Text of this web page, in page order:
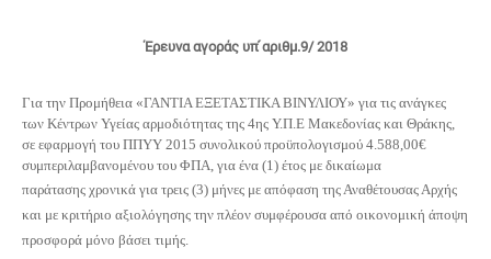
Έρευνα αγοράς υπ ́αριθμ.9/ 2018
Για την Προμήθεια «ΓΑΝΤΙΑ ΕΞΕΤΑΣΤΙΚΑ BINΥΛΙΟΥ» για τις ανάγκες
των Κέντρων Υγείας αρμοδιότητας της 4ης Υ.Π.Ε Μακεδονίας και Θράκης,
σε εφαρμογή του ΠΠΥΥ 2015 συνολικού προϋπολογισμού 4.588,00€
συμπεριλαμβανομένου του ΦΠΑ, για ένα (1) έτος με δικαίωμα
παράτασης χρονικά για τρεις (3) μήνες με απόφαση της Αναθέτουσας Αρχής
και με κριτήριο αξιολόγησης την πλέον συμφέρουσα από οικονομική άποψη
προσφορά μόνο βάσει τιμής.